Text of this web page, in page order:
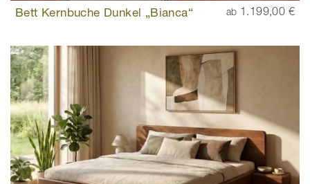
Bett Kernbuche Dunkel „Bianca“ ab 1.199,00 €